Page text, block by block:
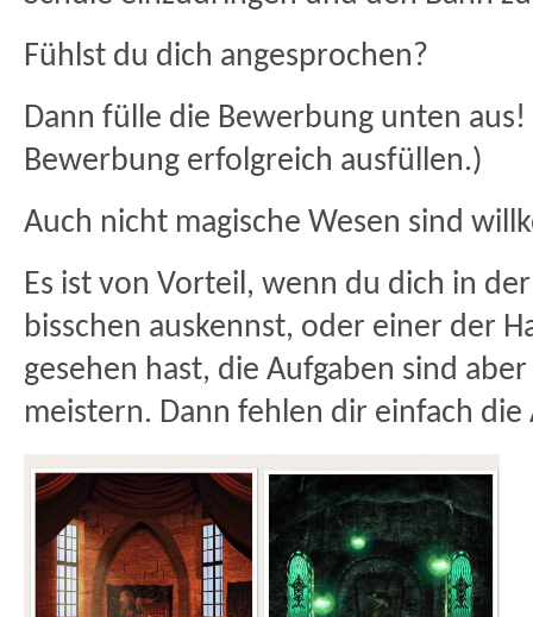
Fühlst du dich angesprochen?
Dann fülle die Bewerbung unten
Bewerbung erfolgreich ausfüllen.)
Auch nicht magische Wesen sind
Es ist von Vorteil, wenn du dich in
bisschen auskennst, oder einer der
gesehen hast, die Aufgaben sind
meistern. Dann fehlen dir einfach